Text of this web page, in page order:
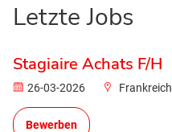
Letzte Jobs
Stagiaire Achats F/H
26-03-2026 Frankreich
Bewerben